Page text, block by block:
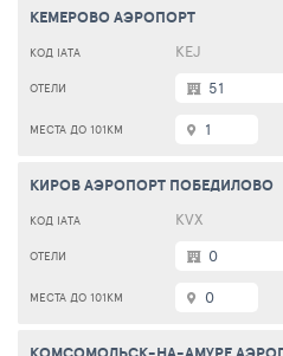
КЕМЕРОВО АЭРОПОРТ
KEJ
51
1
КИРОВ АЭРОПОРТ ПОБЕДИЛОВО
KVX
0
0